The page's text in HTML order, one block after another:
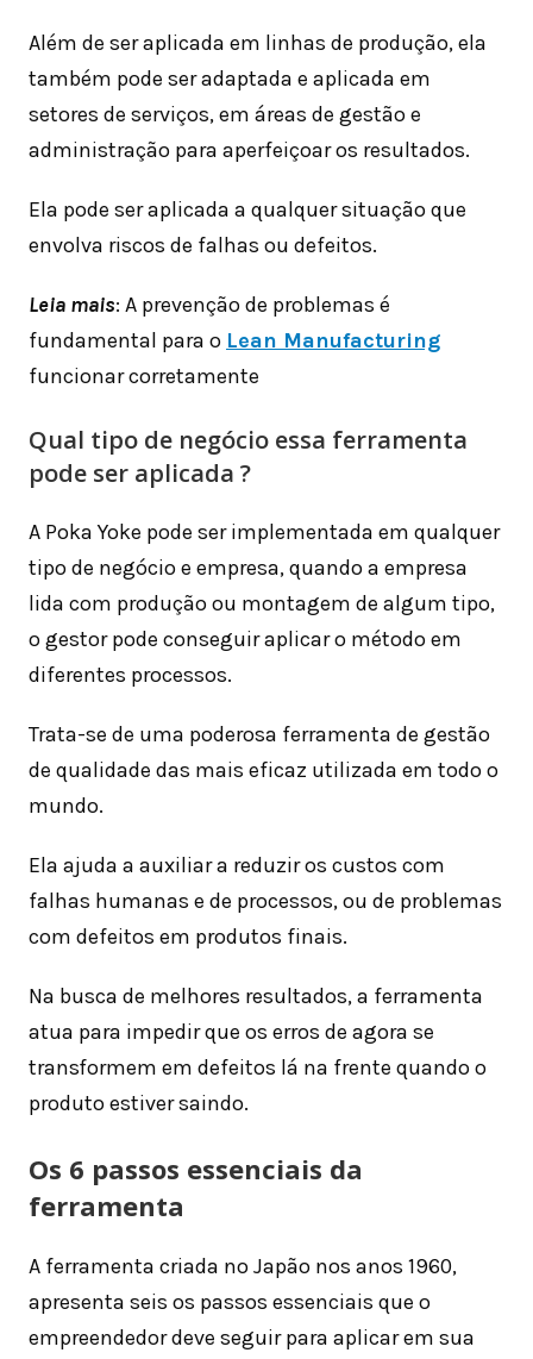
Além de ser aplicada em linhas de produção, ela
também pode ser adaptada e aplicada em
setores de serviços, em áreas de gestão e
administração para aperfeiçoar os resultados.
Ela pode ser aplicada a qualquer situação que
envolva riscos de falhas ou defeitos.
Leia mais: A prevenção de problemas é
fundamental para o Lean Manufacturing
funcionar corretamente
Qual tipo de negócio essa ferramenta
pode ser aplicada ?
A Poka Yoke pode ser implementada em qualquer
tipo de negócio e empresa, quando a empresa
lida com produção ou montagem de algum tipo,
o gestor pode conseguir aplicar o método em
diferentes processos.
Trata-se de uma poderosa ferramenta de gestão
de qualidade das mais eficaz utilizada em todo o
mundo.
Ela ajuda a auxiliar a reduzir os custos com
falhas humanas e de processos, ou de problemas
com defeitos em produtos finais.
Na busca de melhores resultados, a ferramenta
atua para impedir que os erros de agora se
transformem em defeitos lá na frente quando o
produto estiver saindo.
Os 6 passos essenciais da
ferramenta
A ferramenta criada no Japão nos anos 1960,
apresenta seis os passos essenciais que o
empreendedor deve seguir para aplicar em sua